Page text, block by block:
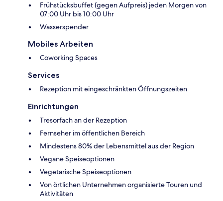
Frühstücksbuffet (gegen Aufpreis) jeden Morgen von
07:00 Uhr bis 10:00 Uhr
Wasserspender
Mobiles Arbeiten
Coworking Spaces
Services
Rezeption mit eingeschränkten Öffnungszeiten
Einrichtungen
Tresorfach an der Rezeption
Fernseher im öffentlichen Bereich
Mindestens 80% der Lebensmittel aus der Region
Vegane Speiseoptionen
Vegetarische Speiseoptionen
Von örtlichen Unternehmen organisierte Touren und
Aktivitäten